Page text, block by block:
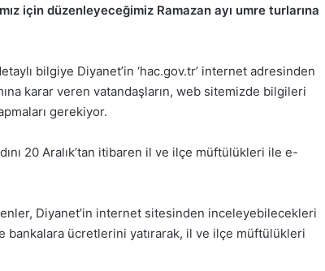
için düzenleyeceğimiz Ramazan ayı umre turlarına
bilgiye Diyanet’in ‘hac.gov.tr’ internet adresinden
karar veren vatandaşların, web sitemizde bilgileri
gerekiyor.
20 Aralık’tan itibaren il ve ilçe müftülükleri ile e-
Diyanet’in internet sitesinden inceleyebilecekleri
ücretlerini yatırarak, il ve ilçe müftülükleri